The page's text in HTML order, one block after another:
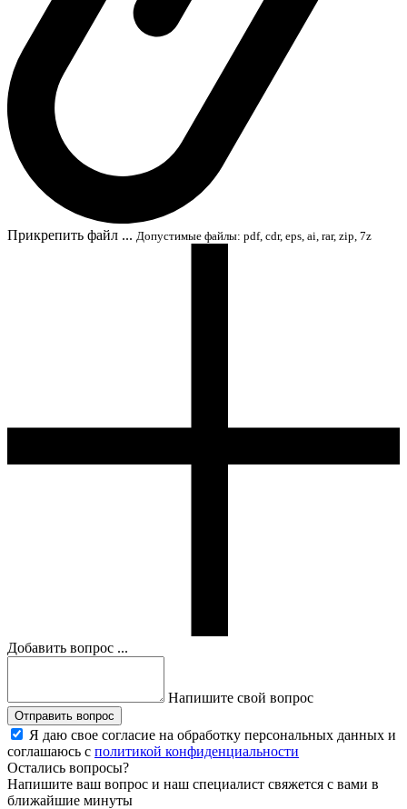
Прикрепить файл ... Допустимые файлы: pdf, cdr, eps, ai, rar, zip, 7z
Добавить вопрос ...
Напишите свой вопрос
Отправить вопрос
Я даю свое согласие на обработку персональных данных и
соглашаюсь с политикой конфиденциальности
Остались вопросы?
Напишите ваш вопрос и наш специалист свяжется с вами в
ближайшие минуты